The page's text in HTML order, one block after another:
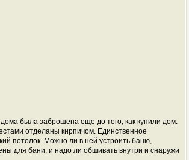
была заброшена еще до того, как купили дом.
отделаны кирпичом. Единственное
потолок. Можно ли в ней устроить баню,
для бани, и надо ли обшивать внутри и снаружи